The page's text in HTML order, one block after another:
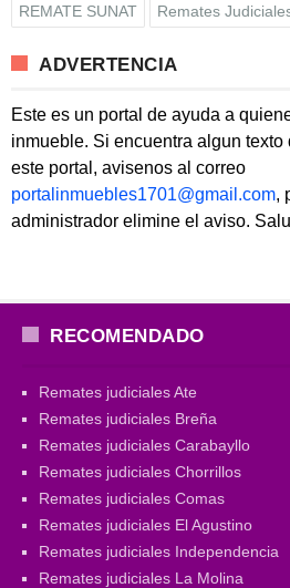
REMATE SUNAT Remates
ADVERTENCIA
Este es un portal de ayuda a
inmueble. Si encuentra algun texto
este portal, avisenos al correo
portalinmuebles1701@gmail.com,
administrador elimine el aviso.
RECOMENDADO
Remates judiciales Ate
Remates judiciales Breña
Remates judiciales Carabayllo
Remates judiciales Chorrillos
Remates judiciales Comas
Remates judiciales El Agustino
Remates judiciales Independencia
Remates judiciales La Molina